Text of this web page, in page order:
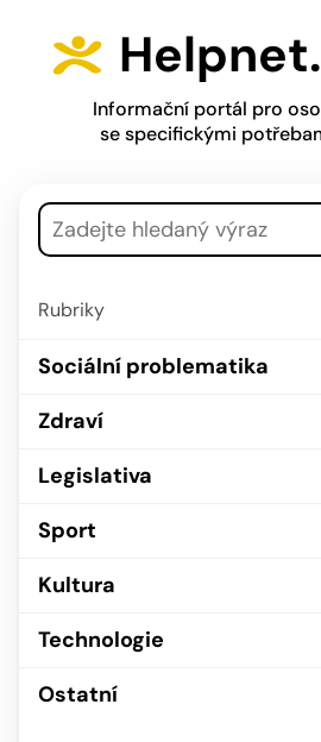
Informační portál pro
se specifickými
Rubriky
Sociální problematika
Zdraví
Legislativa
Sport
Kultura
Technologie
Ostatní